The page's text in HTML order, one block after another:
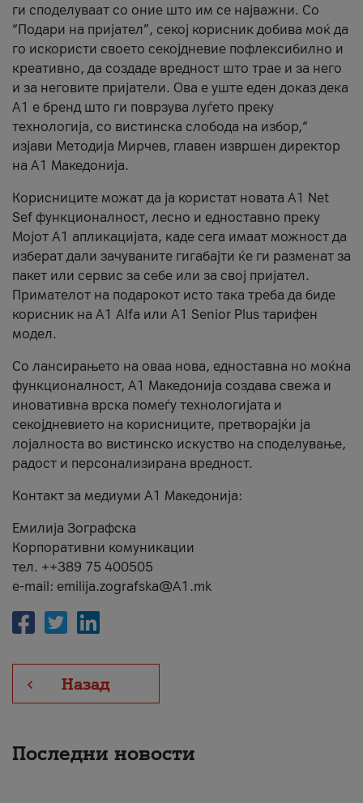
ги споделуваат со оние што им се најважни. Со
“Подари на пријател”, секој корисник добива моќ да
го искористи своето секојдневие пофлексибилно и
креативно, да создаде вредност што трае и за него
и за неговите пријатели. Ова е уште еден доказ дека
А1 е бренд што ги поврзува луѓето преку
технологија, со вистинска слобода на избор,“
изјави Методија Мирчев, главен извршен директор
на А1 Македонија.
Корисниците можат да ја користат новата А1 Net
Sef функционалност, лесно и едноставно преку
Мојот А1 апликацијата, каде сега имаат можност да
изберат дали зачуваните гигабајти ќе ги разменат за
пакет или сервис за себе или за свој пријател.
Примателот на подарокот исто така треба да биде
корисник на А1 Alfa или A1 Senior Plus тарифен
модел.
Со лансирањето на оваа нова, едноставна но моќна
функционалност, А1 Македонија создава свежа и
иновативна врска помеѓу технологијата и
секојдневието на корисниците, претворајќи ја
лојалноста во вистинско искуство на споделување,
радост и персонализирана вредност.
Контакт за медиуми А1 Македонија:
Емилија Зографска
Корпоративни комуникации
тел. ++389 75 400505
e-mail: emilija.zografska@A1.mk
Назад
Последни новости